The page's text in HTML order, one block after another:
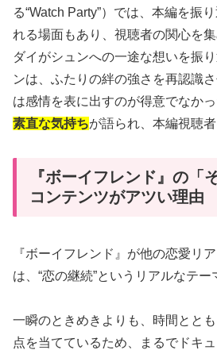
る“Watch Party”）では、本編を振
れる場面もあり、視聴者の関心を集
ダイがシュンへの一途な想いを振
ンは、ふたりの絆の強さを再認識
は感情を表に出すのが得意でなかっ
素直な気持ちが語られ、本編視聴
『ボーイフレンド』の「
コンテンツがアツい理由
『ボーイフレンド』が他の恋愛リ
は、“恋の継続”というリアルなテー
一瞬のときめきよりも、時間とと
点を当てているため、まるでドキ